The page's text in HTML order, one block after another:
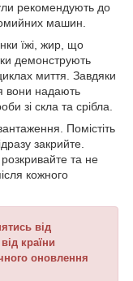
рекомендують до
машин.
їжі, жир, що
демонструють
миття. Завдяки
вони надають
зі скла та срібла.
Помістіть
закрийте.
та не
кожного
від
країни
оновлення